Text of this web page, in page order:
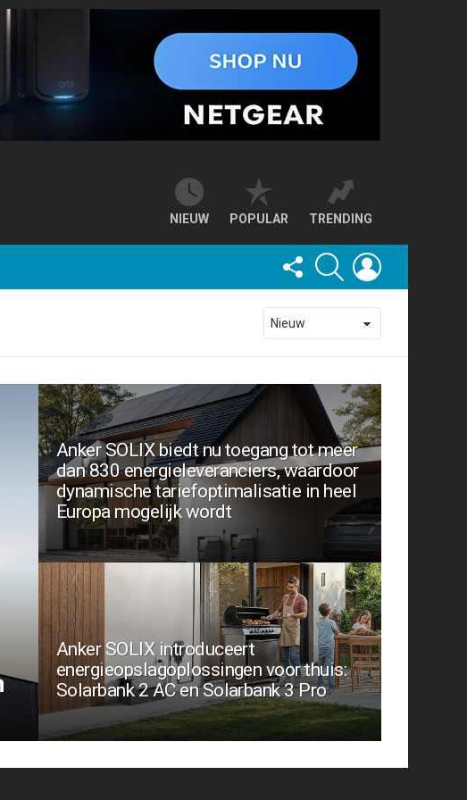
NIEUW POPULAR TRENDING
FOLLOW
US
SEARCH
Anker SOLIX biedt nu toegang tot meer
dan 830 energieleveranciers, waardoor
dynamische tariefoptimalisatie in heel
Europa mogelijk wordt
Anker SOLIX introduceert
energieopslagoplossingen voor thuis:
Solarbank 2 AC en Solarbank 3 Pro